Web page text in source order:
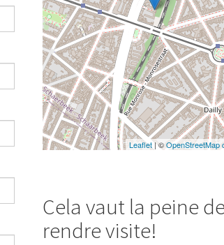
Leaflet| ©OpenStreetMap
Cela vaut la peine
rendre visite!